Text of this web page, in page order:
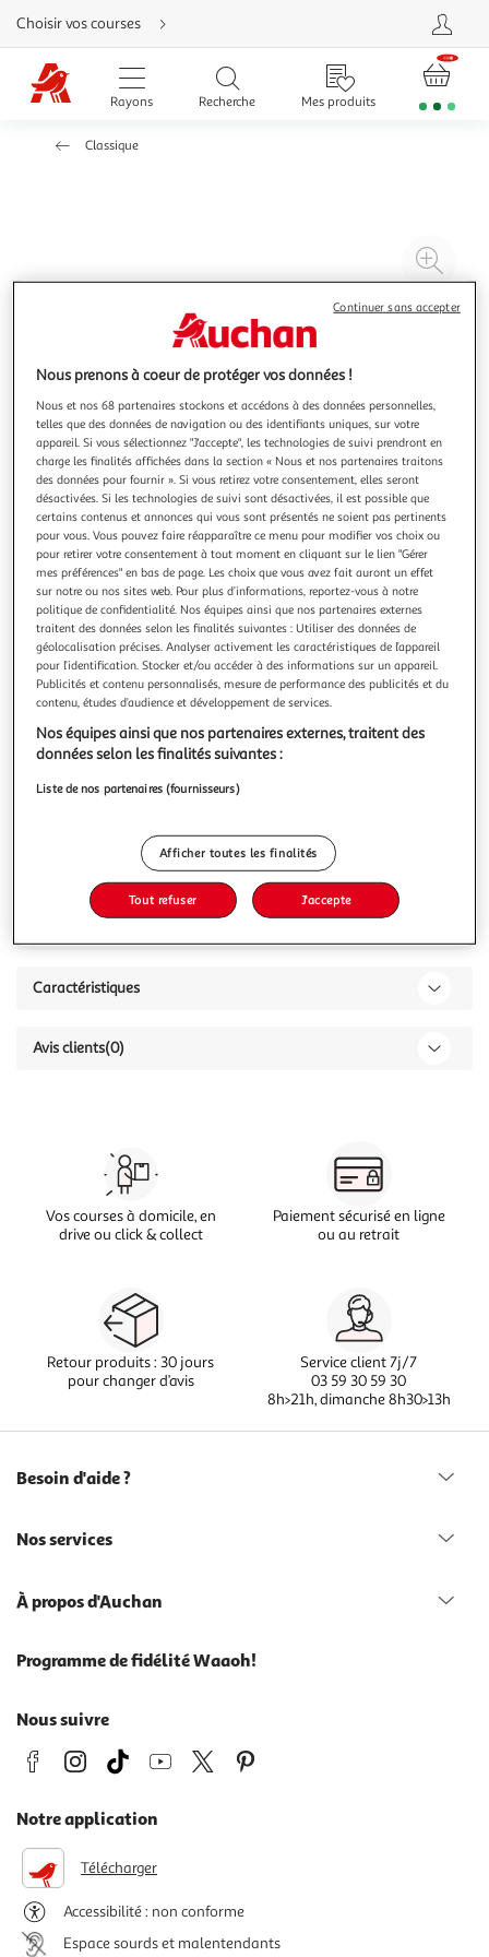
Aller
directement
au
contenu
Aller
directement
Aller
besoin
Choisir vos courses
Rayons Recherche Mes produits
Classique
à
NESCAFE
Capsules de café Colombia Espresso Decaffeinato
Farmers Origins intensité 6 compatibles Nespresso
Découvrez NESCAFE Espresso Décaféiné Colombia, un café
exceptionnel issu des régions montagneuses de Colombie.
Ce savoureux assemblage de cafés décaféinés vous fait
découvrir le caractère fruité typique du café de cette région.
Un format boîte contenant 10 capsules vous permet de
En savoir +
53g 10 capsules
Caractéristiques
Avis clients(0)
Vos courses à domicile, en
drive ou click & collect
Paiement sécurisé en ligne
ou au retrait
Retour produits : 30 jours
pour changer d’avis
Service client 7j/7
03 59 30 59 30
8h>21h, dimanche 8h30>13h
Besoin d'aide ?
Nos services
À propos d'Auchan
Programme de fidélité Waaoh!
Nous suivre
Notre application
Télécharger
Accessibilité : non conforme
Espace sourds et malentendants
Nous prenons à coeur de protéger vos données !
Nous et nos 68 partenaires stockons et accédons à des données personnelles,
telles que des données de navigation ou des identifiants uniques, sur votre
appareil. Si vous sélectionnez "J'accepte", les technologies de suivi prendront en
charge les finalités affichées dans la section « Nous et nos partenaires traitons
des données pour fournir ». Si vous retirez votre consentement, elles seront
désactivées. Si les technologies de suivi sont désactivées, il est possible que
certains contenus et annonces qui vous sont présentés ne soient pas pertinents
pour vous. Vous pouvez faire réapparaître ce menu pour modifier vos choix ou
pour retirer votre consentement à tout moment en cliquant sur le lien "Gérer
mes préférences" en bas de page. Les choix que vous avez fait auront un effet
sur notre ou nos sites web. Pour plus d’informations, reportez-vous à notre
politique de confidentialité. Nos équipes ainsi que nos partenaires externes
traitent des données selon les finalités suivantes : Utiliser des données de
géolocalisation précises. Analyser activement les caractéristiques de l’appareil
pour l’identification. Stocker et/ou accéder à des informations sur un appareil.
Publicités et contenu personnalisés, mesure de performance des publicités et du
contenu, études d’audience et développement de services.
Nos équipes ainsi que nos partenaires externes, traitent des
données selon les finalités suivantes :
Liste de nos partenaires (fournisseurs)
Afficher toutes les finalités
Tout refuser J'accepte
Continuer sans accepter